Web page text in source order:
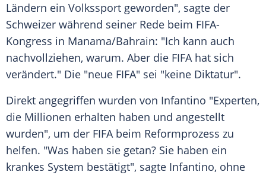
Ländern ein Volkssport geworden", sagte der
Schweizer während seiner Rede beim FIFA-
Kongress in Manama/Bahrain: "Ich kann auch
nachvollziehen, warum. Aber die FIFAhat sich
verändert." Die "neue FIFA" sei "keine Diktatur".
Direkt angegriffen wurden von Infantino "Experten,
die Millionen erhalten haben und angestellt
wurden", um der FIFAbeim Reformprozess zu
helfen. "Was haben sie getan? Sie haben ein
krankes System bestätigt", sagte Infantino, ohne